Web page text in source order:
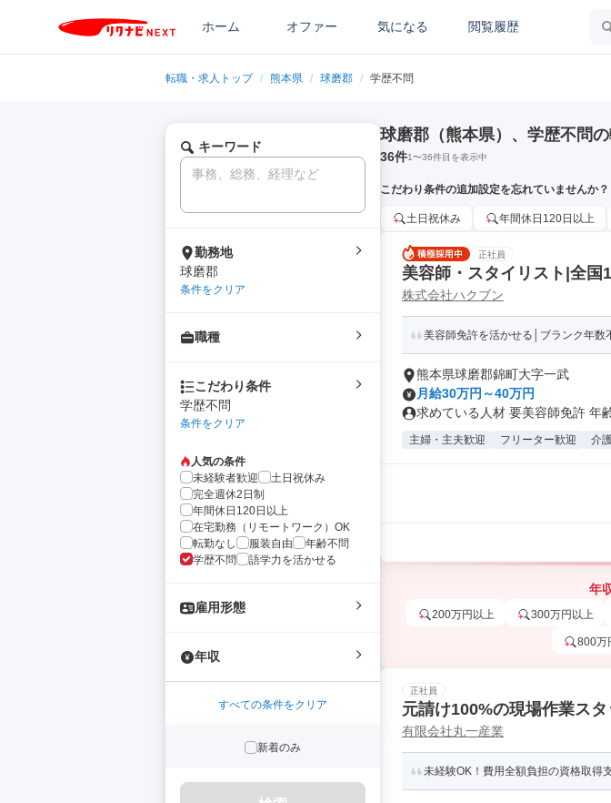
ホーム オファー 気になる 閲覧履歴
転職・求人トップ / 熊本県 / 球磨郡 / 学歴不問
キーワード
勤務地
球磨郡
条件をクリア
職種
こだわり条件
学歴不問
条件をクリア
人気の条件
未経験者歓迎
土日祝休み
完全週休2日制
年間休日120日以上
在宅勤務（リモートワーク）OK
転勤なし
服装自由
年齢不問
学歴不問
語学力を活かせる
雇用形態
年収
すべての条件をクリア
新着のみ
球磨郡（熊本県）、学歴不問
36件1〜36件目を表示中
こだわり条件の追加設定を忘れていませんか？
土日祝休み 年間休日120日以上
正社員
美容師・スタイリスト|全国
株式会社ハクブン
美容師免許を活かせる│ブランク年数
熊本県球磨郡錦町大字一武
月給30万円～40万円
求めている人材 要美容師免許 年
主婦・主夫歓迎 フリーター歓迎 介
年
200万円以上 300万円以上
800万
正社員
元請け100%の現場作業スタ
有限会社丸一産業
未経験OK！費用全額負担の資格取得